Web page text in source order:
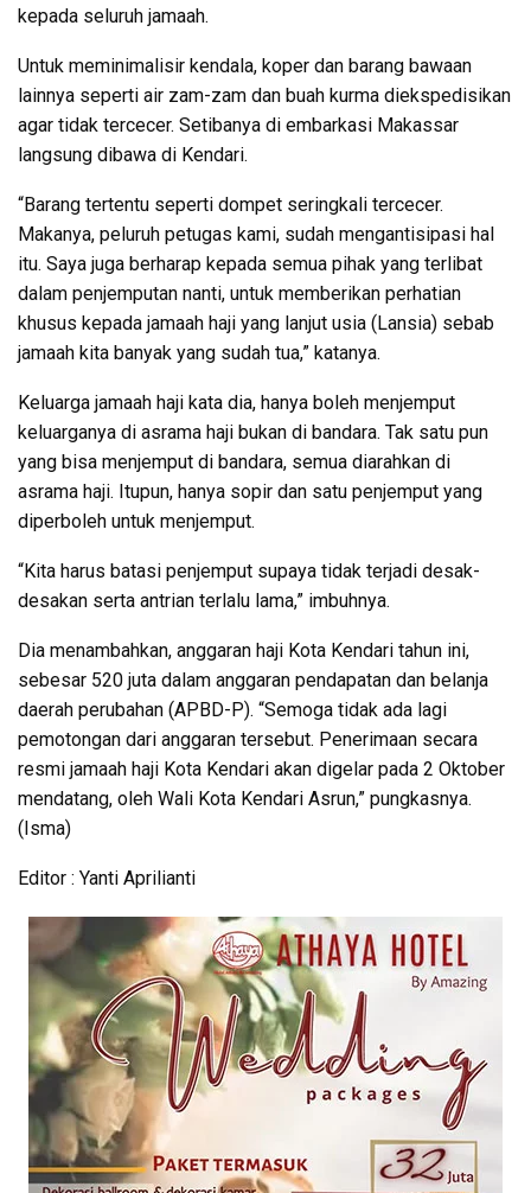
kepada seluruh jamaah.
Untuk meminimalisir kendala, koper dan barang bawaan
lainnya seperti air zam-zam dan buah kurma diekspedisikan
agar tidak tercecer. Setibanya di embarkasi Makassar
langsung dibawa di Kendari.
“Barang tertentu seperti dompet seringkali tercecer.
Makanya, peluruh petugas kami, sudah mengantisipasi hal
itu. Saya juga berharap kepada semua pihak yang terlibat
dalam penjemputan nanti, untuk memberikan perhatian
khusus kepada jamaah haji yang lanjut usia (Lansia) sebab
jamaah kita banyak yang sudah tua,” katanya.
Keluarga jamaah haji kata dia, hanya boleh menjemput
keluarganya di asrama haji bukan di bandara. Tak satu pun
yang bisa menjemput di bandara, semua diarahkan di
asrama haji. Itupun, hanya sopir dan satu penjemput yang
diperboleh untuk menjemput.
“Kita harus batasi penjemput supaya tidak terjadi desak-
desakan serta antrian terlalu lama,” imbuhnya.
Dia menambahkan, anggaran haji Kota Kendari tahun ini,
sebesar 520 juta dalam anggaran pendapatan dan belanja
daerah perubahan (APBD-P). “Semoga tidak ada lagi
pemotongan dari anggaran tersebut. Penerimaan secara
resmi jamaah haji Kota Kendari akan digelar pada 2 Oktober
mendatang, oleh Wali Kota Kendari Asrun,” pungkasnya.
(Isma)
Editor : Yanti Aprilianti